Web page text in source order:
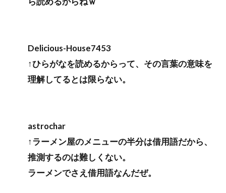
Delicious-House7453
↑ひらがなを読めるからって、その言葉の意味を
理解してるとは限らない。
astrochar
↑ラーメン屋のメニューの半分は借用語だから、
推測するのは難しくない。
ラーメンでさえ借用語なんだぜ。